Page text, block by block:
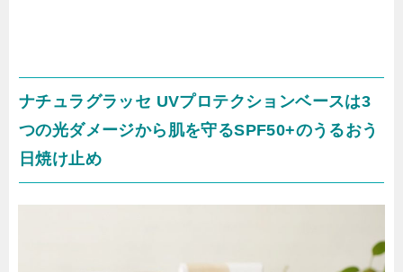
ナチュラグラッセ UVプロテクションベースは3
つの光ダメージから肌を守るSPF50+のうるおう
日焼け止め